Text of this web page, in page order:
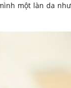
một làn da như